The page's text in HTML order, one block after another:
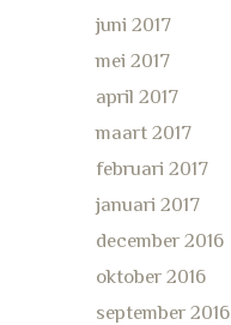
juni 2017
mei 2017
april 2017
maart 2017
februari 2017
januari 2017
december 2016
oktober 2016
september 2016